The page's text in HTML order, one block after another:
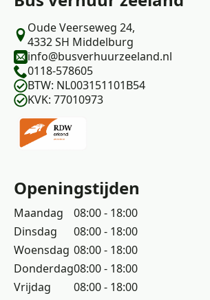
Oude Veerseweg 24,
4332 SH Middelburg
info@busverhuurzeeland.nl
0118-578605
BTW: NL003151101B54
KVK: 77010973
Openingstijden
Maandag
Dinsdag
Woensdag
Donderdag
Vrijdag
08:00 - 18:00
08:00 - 18:00
08:00 - 18:00
08:00 - 18:00
08:00 - 18:00